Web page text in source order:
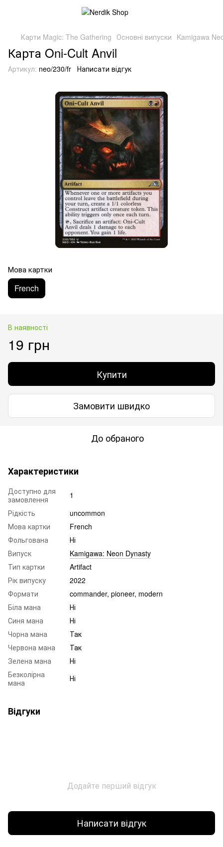
Карти Magic: The Gathering Основні випуски Kamigawa
Карта Oni-Cult Anvil
Артикул: neo/230/fr Написати відгук
Мова картки
French
В наявності
19 грн
Купити
Замовити швидко
До обраного
Характеристики
Доступно для
замовлення
1
Рідкість
uncommon
Мова картки
French
Фольгована
Ні
Випуск
Kamigawa: Neon Dynasty
Тип картки
Artifact
Рік випуску
2022
Формати
commander, pioneer, modern
Біла мана
Ні
Синя мана
Ні
Чорна мана
Так
Червона мана
Так
Зелена мана
Ні
Безколірна
мана
Ні
Відгуки
Додайте перший відгук
Написати відгук